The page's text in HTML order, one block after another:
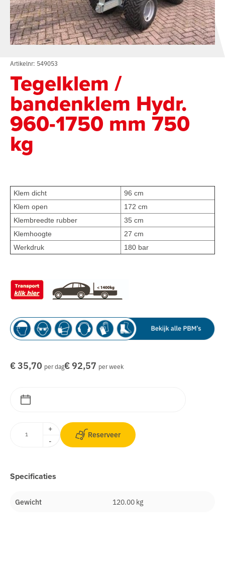
Artikelnr: 549053
Tegelklem /
bandenklem Hydr.
960-1750 mm 750
kg
Klem dicht
96 cm
Klem open
172 cm
Klembreedte rubber
35 cm
Klemhoogte
27 cm
Werkdruk
180 bar
€ 35,70 per dag€ 92,57 per week
+
-
Reserveer
Specificaties
Gewicht 120.00 kg